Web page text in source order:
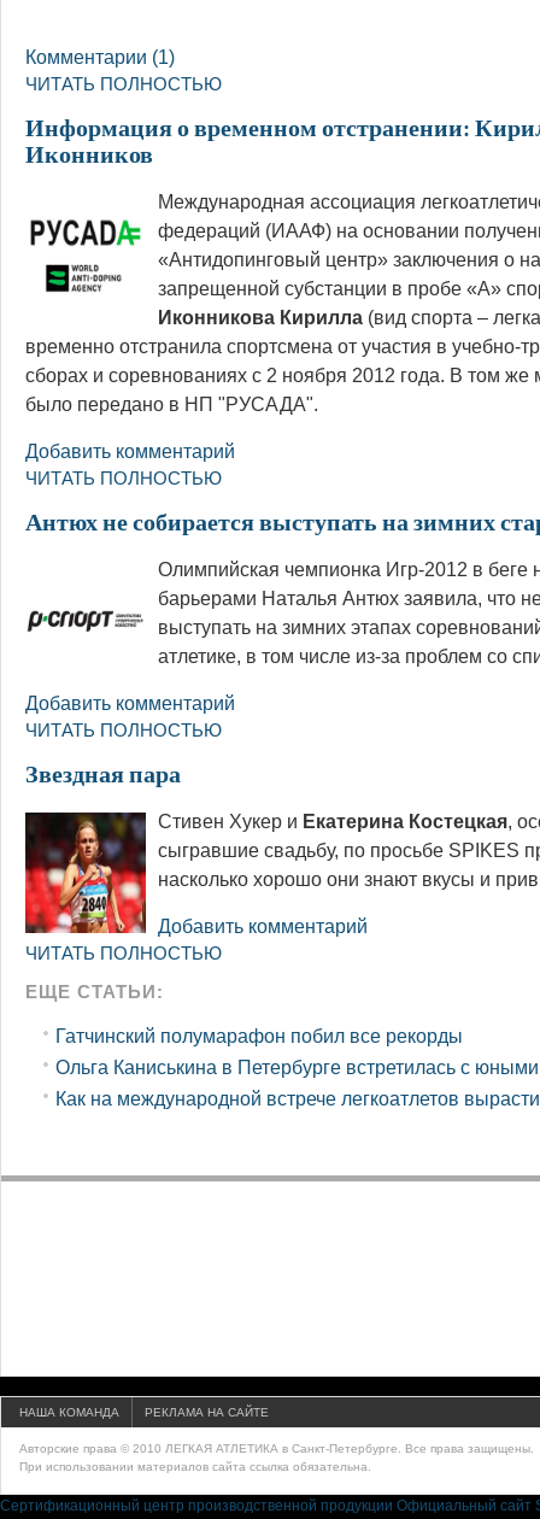
Комментарии (1)
ЧИТАТЬ ПОЛНОСТЬЮ
Информация о временном отстранении:
Иконников
Международная ассоциация
федераций (ИААФ) на основании
«Антидопинговый центр» заключения о
запрещенной субстанции в пробе «А»
Иконникова Кирилла (вид спорта –
временно отстранила спортсмена от участия в учебно-
сборах и соревнованиях с 2 ноября 2012 года. В том же
было передано в НП "РУСАДА".
Добавить комментарий
ЧИТАТЬ ПОЛНОСТЬЮ
Антюх не собирается выступать на зимних
Олимпийская чемпионка Игр-2012 в беге
барьерами Наталья Антюх заявила, что
выступать на зимних этапах
атлетике, в том числе из-за проблем со
Добавить комментарий
ЧИТАТЬ ПОЛНОСТЬЮ
Звездная пара
Стивен Хукер и Екатерина Костецкая,
сыгравшие свадьбу, по просьбе SPIKES
насколько хорошо они знают вкусы и
Добавить комментарий
ЧИТАТЬ ПОЛНОСТЬЮ
ЕЩЕ СТАТЬИ:
Гатчинский полумарафон побил все рекорды
Ольга Каниськина в Петербурге встретилась с
Как на международной встрече легкоатлетов
НАША КОМАНДА РЕКЛАМА НА САЙТЕ
Авторские права © 2010 ЛЕГКАЯ АТЛЕТИКА в Санкт-Петербурге. Все права защищены.
При использовании материалов сайта ссылка обязательна.
Сертификационный центр производственной продукции Официальный сайт